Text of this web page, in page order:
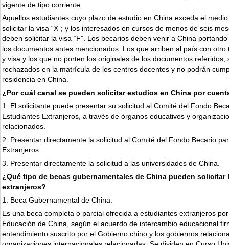
vigente de tipo corriente.
Aquellos estudiantes cuyo plazo de estudio en China exceda el
solicitar la visa “X”; y los interesados en cursos de menos de seis
deben solicitar la visa “F”. Los becarios deben venir a China
los documentos antes mencionados. Los que arriben al país con otro
y visa y los que no porten los originales de los documentos referidos,
rechazados en la matrícula de los centros docentes y no podrán
residencia en China.
¿Por cuál canal se pueden solicitar estudios en China por
1. El solicitante puede presentar su solicitud al Comité del Fondo
Estudiantes Extranjeros, a través de órganos educativos y
relacionados.
2. Presentar directamente la solicitud al Comité del Fondo Becario
Extranjeros.
3. Presentar directamente la solicitud a las universidades de China.
¿Qué tipo de becas gubernamentales de China pueden
extranjeros?
1. Beca Gubernamental de China.
Es una beca completa o parcial ofrecida a estudiantes extranjeros
Educación de China, según el acuerdo de intercambio educacional
entendimiento suscrito por el Gobierno chino y los gobiernos